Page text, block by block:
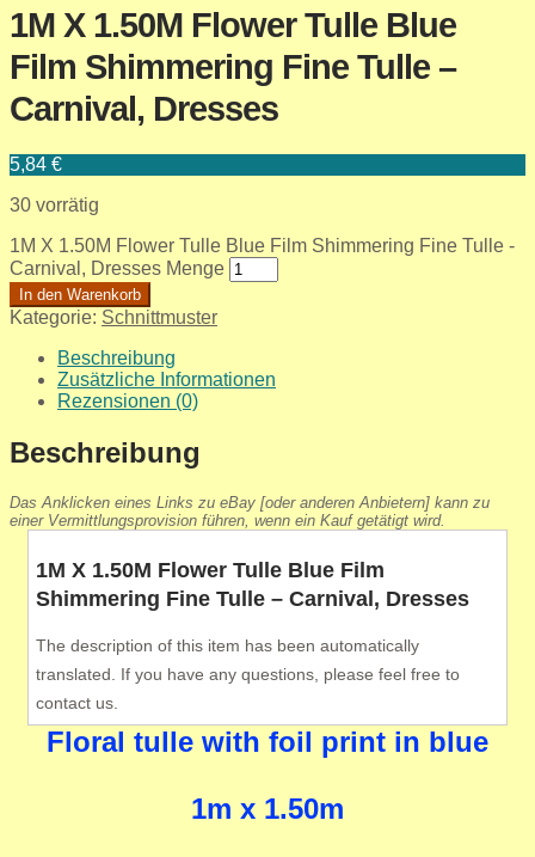
1M X 1.50M Flower Tulle Blue
Film Shimmering Fine Tulle –
Carnival, Dresses
5,84 €
30 vorrätig
1M X 1.50M Flower Tulle Blue Film Shimmering Fine Tulle -
Carnival, Dresses Menge
In den Warenkorb
Kategorie: Schnittmuster
Beschreibung
Zusätzliche Informationen
Rezensionen (0)
Beschreibung
Das Anklicken eines Links zu eBay [oder anderen Anbietern] kann zu
einer Vermittlungsprovision führen, wenn ein Kauf getätigt wird.
1M X 1.50M Flower Tulle Blue Film
Shimmering Fine Tulle – Carnival, Dresses
The description of this item has been automatically
translated. If you have any questions, please feel free to
contact us.
Floral tulle with foil print in blue
1m x 1.50m